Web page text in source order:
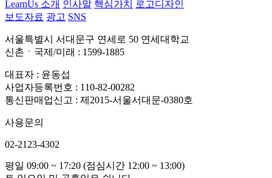
LearnUs 소개 인사말 핵심가치
로고디자인
보도자료 광고 SNS
서울특별시 서대문구 연세로 50 연세대학교
신촌ㆍ국제/미래 : 1599-1885
대표자 : 윤동섭
사업자등록번호 : 110-82-00282
통신판매업신고 : 제2015-서울서대문-0380호
사용문의
02-2123-4302
평일 09:00 ~ 17:20 (점심시간 12:00 ~ 13:00)